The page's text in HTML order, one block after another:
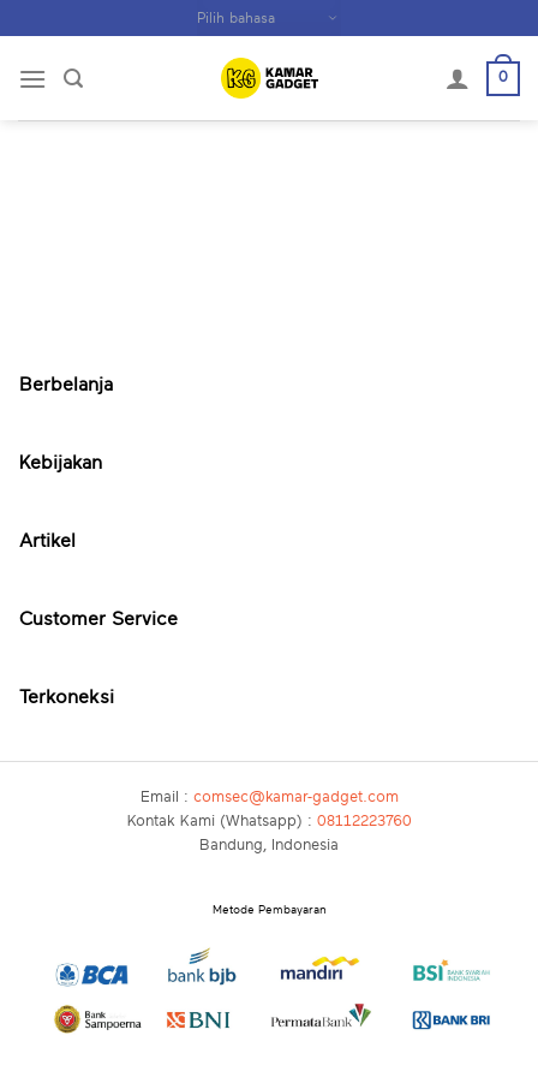
content
0
Berbelanja
Kebijakan
Artikel
Customer Service
Terkoneksi
Email : comsec@kamar-gadget.com
Kontak Kami (Whatsapp) : 08112223760
Bandung, Indonesia
Metode Pembayaran